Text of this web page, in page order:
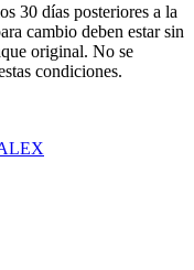
30 días posteriores a la
cambio deben estar sin
original. No se
condiciones.